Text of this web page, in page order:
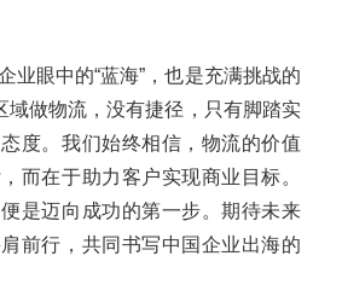
业眼中的“蓝海”，也是充满挑战的
域做物流，没有捷径，只有脚踏实
度。我们始终相信，物流的价值
而在于助力客户实现商业目标。
是迈向成功的第一步。期待未来
前行，共同书写中国企业出海的